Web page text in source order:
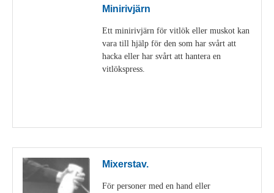
Minirivjärn
Ett minirivjärn för vitlök eller muskot kan
vara till hjälp för den som har svårt att
hacka eller har svårt att hantera en
vitlökspress.
Mixerstav.
För personer med en hand eller